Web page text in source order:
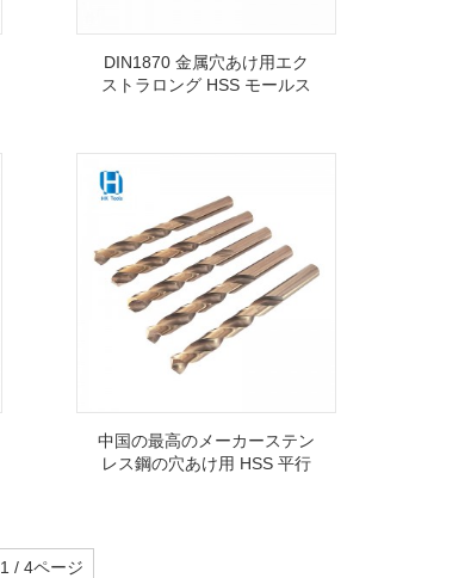
DIN1870 金属穴あけ用エク
ストラロング HSS モールス
中国の最高のメーカーステン
レス鋼の穴あけ用 HSS 平行
1 / 4ページ